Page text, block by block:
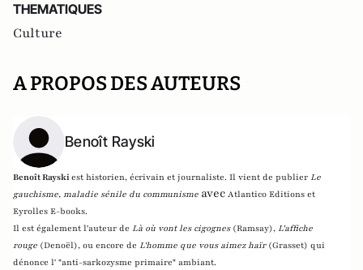
THEMATIQUES
Culture
A PROPOS DES AUTEURS
Benoît Rayski
Benoît Rayskiest historien, écrivain et journaliste. Il vient de publier Le
gauchisme, maladie sénile du communisme avec Atlantico Editions et
Eyrolles E-books.
Il est également l'auteur de Là où vont les cigognes (Ramsay), L'affiche
rouge (Denoël), ou encore de L'homme que vous aimez haïr (Grasset) qui
dénonce l' "anti-sarkozysme primaire" ambiant.